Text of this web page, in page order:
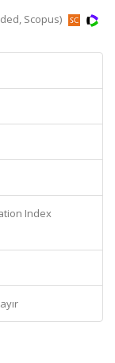
Scopus)
Index